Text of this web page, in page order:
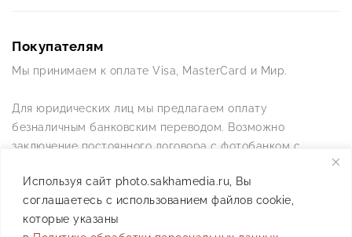
Используя сайт photo.sakhamedia.ru, Вы
соглашаетесь с использованием файлов cookie,
которые указаны
Покупателям
Мы принимаем к оплате Visa, MasterCard и Мир.
Для юридических лиц мы предлагаем оплату
безналичным банковским переводом. Возможно
заключение постоянного договора с фотобанком с
Позвоните нам по телефону +7(4112) 42-09-42 — и мы
ответим на все ваши вопросы